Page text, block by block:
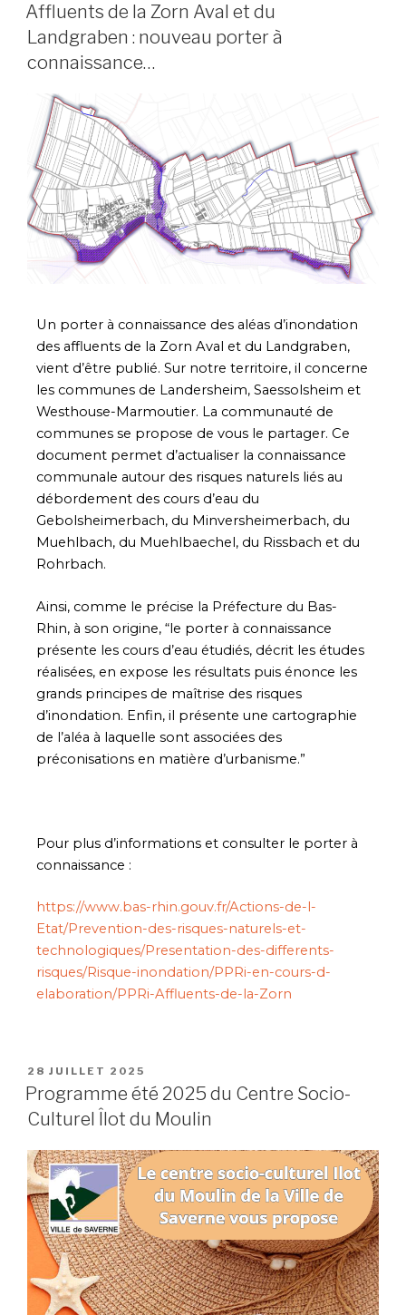
Affluents de la Zorn Aval et du
Landgraben : nouveau porter à
connaissance…
Un porter à connaissance des aléas d’inondation
des affluents de la Zorn Aval et du Landgraben,
vient d’être publié. Sur notre territoire, il concerne
les communes de Landersheim, Saessolsheim et
Westhouse-Marmoutier. La communauté de
communes se propose de vous le partager. Ce
document permet d’actualiser la connaissance
communale autour des risques naturels liés au
débordement des cours d’eau du
Gebolsheimerbach, du Minversheimerbach, du
Muehlbach, du Muehlbaechel, du Rissbach et du
Rohrbach.
Ainsi, comme le précise la Préfecture du Bas-
Rhin, à son origine, “le porter à connaissance
présente les cours d’eau étudiés, décrit les études
réalisées, en expose les résultats puis énonce les
grands principes de maîtrise des risques
d’inondation. Enfin, il présente une cartographie
de l’aléa à laquelle sont associées des
préconisations en matière d’urbanisme.”
Pour plus d’informations et consulter le porter à
connaissance :
https://www.bas-rhin.gouv.fr/Actions-de-l-
Etat/Prevention-des-risques-naturels-et-
technologiques/Presentation-des-differents-
risques/Risque-inondation/PPRi-en-cours-d-
elaboration/PPRi-Affluents-de-la-Zorn
28 JUILLET 2025
Programme été 2025 du Centre Socio-
Culturel Îlot du Moulin​